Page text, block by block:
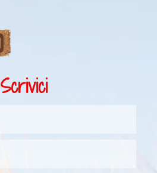
Scrivici